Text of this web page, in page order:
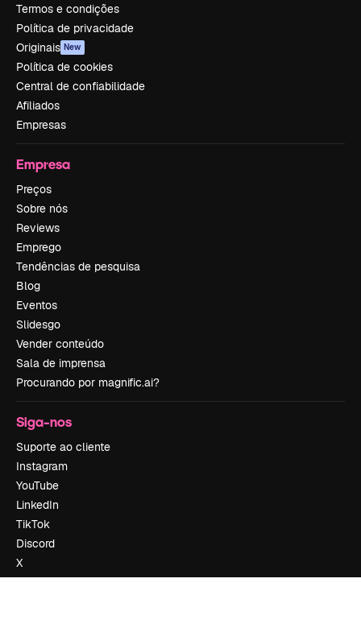
Termos e condições
Política de privacidade
Originais New
Política de cookies
Central de confiabilidade
Afiliados
Empresas
Empresa
Preços
Sobre nós
Reviews
Emprego
Tendências de pesquisa
Blog
Eventos
Slidesgo
Vender conteúdo
Sala de imprensa
Procurando por magnific.ai?
Siga-nos
Suporte ao cliente
Instagram
YouTube
LinkedIn
TikTok
Discord
X
Reddit